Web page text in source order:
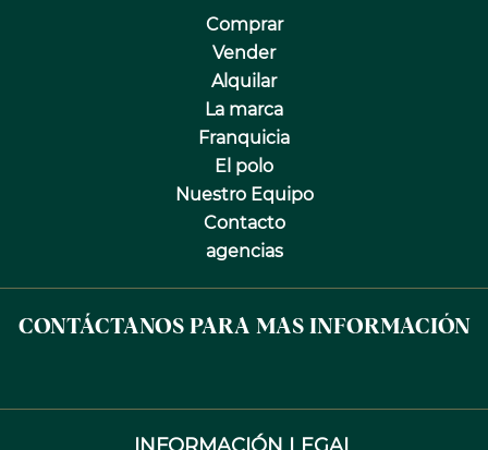
Comprar
Vender
Alquilar
La marca
Franquicia
El polo
Nuestro Equipo
Contacto
agencias
CONTÁCTANOS PARA MAS INFORMACIÓN